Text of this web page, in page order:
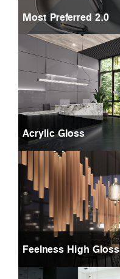
Most Preferred 2.0
Acrylic Gloss
Feelness High Gloss